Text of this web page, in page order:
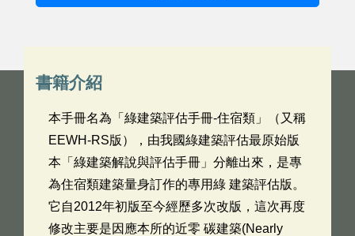
書籍介紹
本手冊名為「綠建築評估手冊-住宿類」（又稱
EEWH-RS版），由我國綠建築評估最原始版
本「綠建築解說與評估手冊」分離出來，是專
為住宿類建築量身訂作的專用綠 建築評估版。
它自2012年初版至今經歷多次改版，這次再度
修改主要是因應本所的近零 碳建築(Nearly